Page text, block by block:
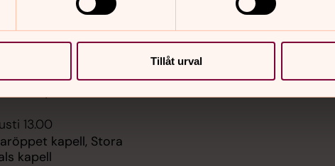
Tillåt urval
Söderledskyrkan
18.00
med andakt: Musiken i
Dan,
13.00
kapell, Stora
kapell
begravning
Om Farsta församling
Sidkarta